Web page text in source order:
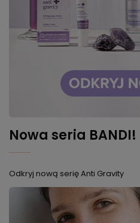
Nowa seria BANDI!
Odkryj nową serię Anti Gravity